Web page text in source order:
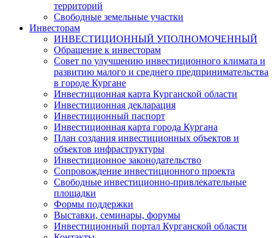
территорий
Свободные земельные участки
Инвесторам
ИНВЕСТИЦИОННЫЙ УПОЛНОМОЧЕННЫЙ
Обращение к инвесторам
Совет по улучшению инвестиционного климата и
развитию малого и среднего предпринимательства
в городе Кургане
Инвестиционная карта Курганской области
Инвестиционная декларация
Инвестиционный паспорт
Инвестиционная карта города Кургана
План создания инвестиционных объектов и
объектов инфраструктуры
Инвестиционное законодательство
Сопровождение инвестиционного проекта
Свободные инвестиционно-привлекательные
площадки
Формы поддержки
Выставки, семинары, форумы
Инвестиционный портал Курганской области